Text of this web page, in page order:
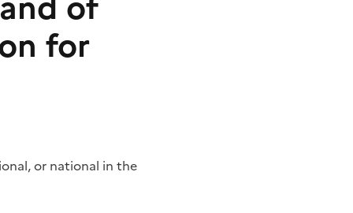
for
or national in the